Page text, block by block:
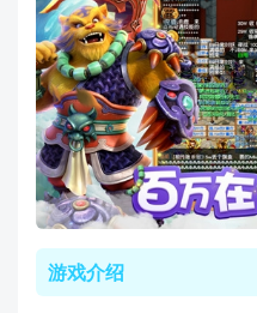
游戏介绍